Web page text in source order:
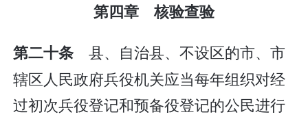
第四章 核验查验
第二十条 县、自治县、不设区的市、市
辖区人民政府兵役机关应当每年组织对经
过初次兵役登记和预备役登记的公民进行